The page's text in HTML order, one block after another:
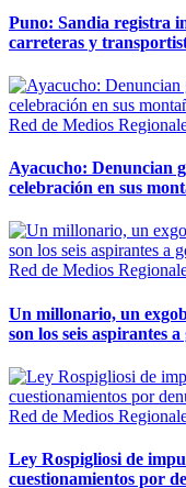
Puno: Sandia registra
carreteras y
Red de Medios
Ayacucho: Denuncian
celebración en sus
Red de Medios
Un millonario, un
son los seis aspirantes
Red de Medios
Ley Rospigliosi de
cuestionamientos por